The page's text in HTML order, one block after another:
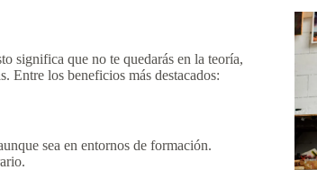
significa que no te quedarás en la teoría,
Entre los beneficios más destacados:
sea en entornos de formación.